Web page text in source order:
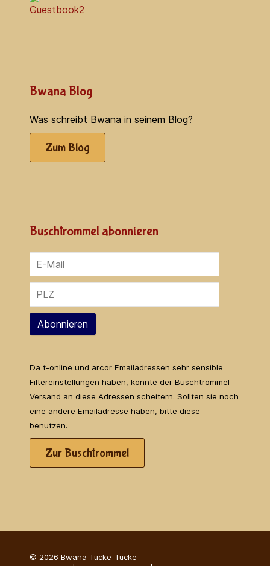
Bwana Blog
Was schreibt Bwana in seinem Blog?
Zum Blog
Buschtrommel abonnieren
Abonnieren
Da t-online und arcor Emailadressen sehr sensible
Filtereinstellungen haben, könnte der Buschtrommel-
Versand an diese Adressen scheitern. Sollten sie noch
eine andere Emailadresse haben, bitte diese
benutzen.
Zur Buschtrommel
© 2026 Bwana Tucke-Tucke